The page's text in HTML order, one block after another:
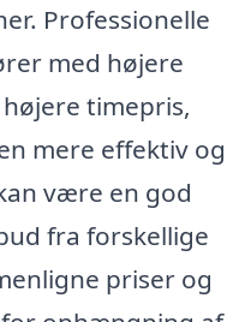
Professionelle
med højere
timepris,
mere effektiv og
være en god
fra forskellige
priser og